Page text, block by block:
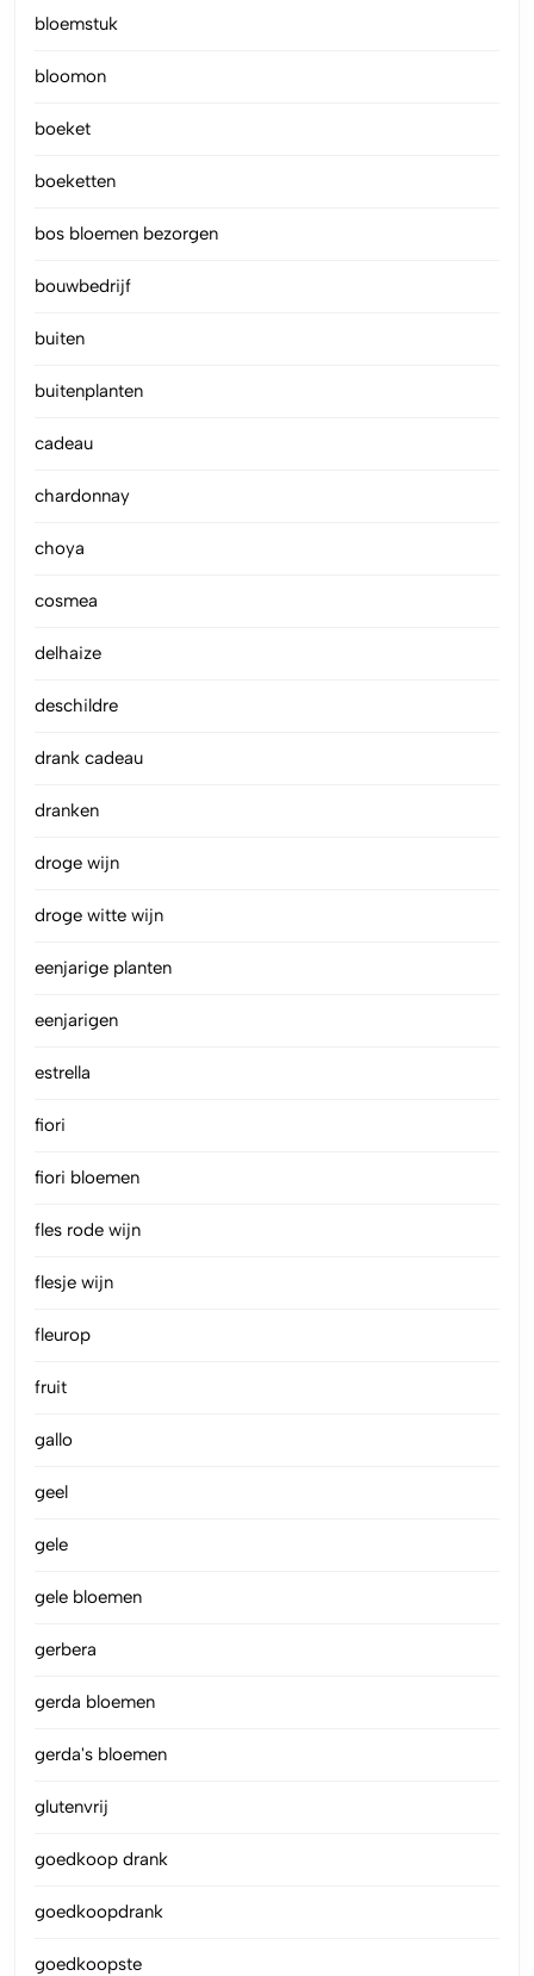
bloemstuk
bloomon
boeket
boeketten
bos bloemen bezorgen
bouwbedrijf
buiten
buitenplanten
cadeau
chardonnay
choya
cosmea
delhaize
deschildre
drank cadeau
dranken
droge wijn
droge witte wijn
eenjarige planten
eenjarigen
estrella
fiori
fiori bloemen
fles rode wijn
flesje wijn
fleurop
fruit
gallo
geel
gele
gele bloemen
gerbera
gerda bloemen
gerda's bloemen
glutenvrij
goedkoop drank
goedkoopdrank
goedkoopste